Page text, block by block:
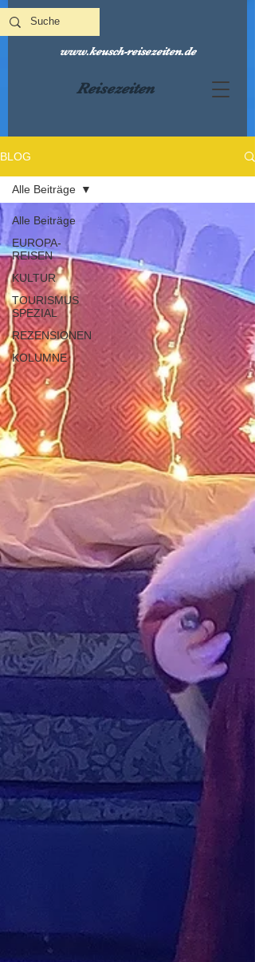
Reisezeiten
www.keusch-reisezeiten.de
BLOG
Alle Beiträge
EUROPA-
REISEN
KULTUR
TOURISMUS
SPEZIAL
REZENSIONEN
KOLUMNE
Alle Beiträge